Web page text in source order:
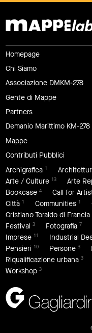
Homepage
Chi Siamo
Associazione DMKM-278
Gente di Mappe
Partners
Demanio Marittimo KM-278
Mappe
Contributi Pubblici
Archigrafica 1
Arte / Culture 13 Arte
Bookcase 4 Call for
Città 1 Communities 1
Cristiano Toraldo di Francia
Festival 3 Fotografia 7
Imprese 11 Industrial
Pensieri 10 Persone 3
Riqualificazione urbana 3
Workshop 3